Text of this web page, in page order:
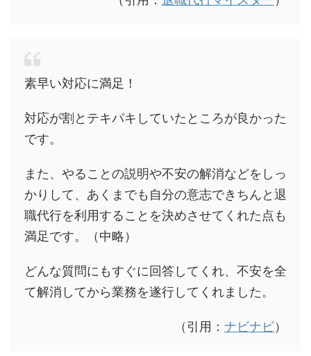
素早い対応に満足！
対応が割とテキパキしていたところが良かった
です。
また、やることの説明や不安の解消などをしっ
かりして、あくまでも自分の意志できちんと退
職代行を利用することを決めさせてくれた点も
満足です。（中略）
どんな質問にもすぐに回答してくれ、不安を全
て解消してから業務を遂行してくれました。
（引用： ナビナビ）